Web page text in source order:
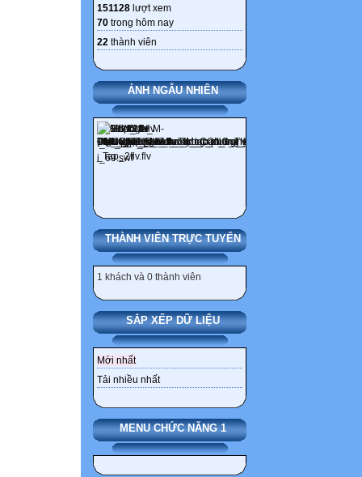
151128 lượt xem
70 trong hôm nay
22 thành viên
ẢNH NGẪU NHIÊN
THÀNH VIÊN TRỰC TUYẾN
1 khách và 0 thành viên
SẮP XẾP DỮ LIỆU
Mới nhất
Tải nhiều nhất
MENU CHỨC NĂNG 1